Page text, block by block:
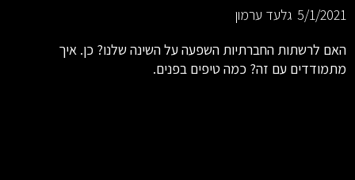
5/1/2021 גלעד ערמון
האם לרשתות החברתיות השפעה על השינה שלנו? כן. איך
מתמודדים עם זה? כמה טיפים בפנים.